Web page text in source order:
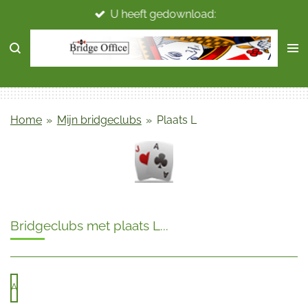
direct
naar
hoofdinhoud
U heeft gedownload:
Home » Mijn bridgeclubs » Plaats L
Bridgeclubs met plaats L...
A